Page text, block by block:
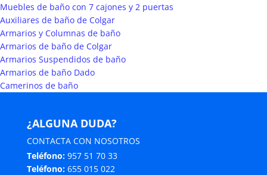
Muebles de baño con 7 cajones y 2 puertas
Auxiliares de baño de Colgar
Armarios y Columnas de baño
Armarios de baño de Colgar
Armarios Suspendidos de baño
Armarios de baño Dado
Camerinos de baño
¿ALGUNA DUDA?
CONTACTA CON NOSOTROS
Teléfono: 957 51 70 33
Teléfono: 655 015 022